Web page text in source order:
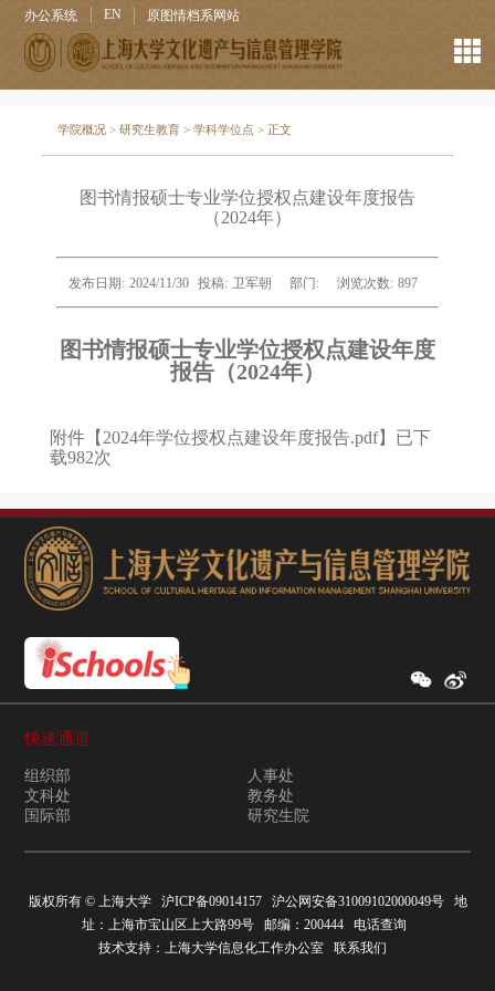
办公系统 EN 原图情档系网站
学院概况 >研究生教育 >学科学位点 > 正文
图书情报硕士专业学位授权点建设年度报告
（2024年）
发布日期: 2024/11/30 投稿: 卫军朝 部门: 浏览次数: 897
图书情报硕士专业学位授权点建设年度
报告（2024年）
附件【 2024年学位授权点建设年度报告.pdf】已下
载982次
快速通道
组织部
人事处
文科处
教务处
国际部
研究生院
版权所有 ©上海大学 沪ICP备09014157 沪公网安备31009102000049号地
址：上海市宝山区上大路99号 邮编：200444 电话查询
技术支持： 上海大学信息化工作办公室 联系我们